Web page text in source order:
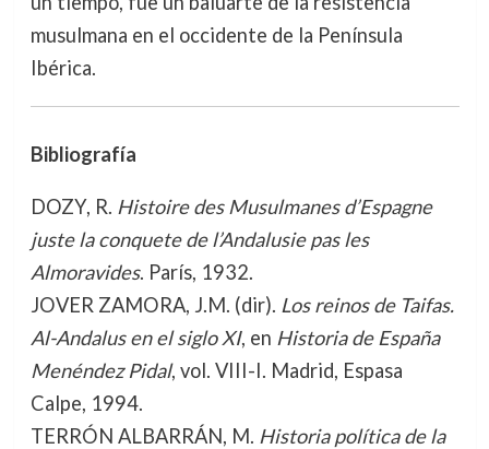
musulmana en el occidente de la Península
Ibérica.
Bibliografía
DOZY, R. Histoire des Musulmanes d’Espagne
juste la conquete de l’Andalusie pas les
Almoravides. París, 1932.
JOVER ZAMORA, J.M. (dir). Los reinos de Taifas.
Al-Andalus en el siglo XI, en Historia de España
Menéndez Pidal, vol. VIII-I. Madrid, Espasa
Calpe, 1994.
TERRÓN ALBARRÁN, M. Historia política de la